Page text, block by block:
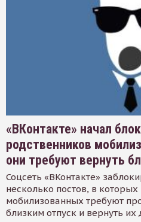
«ВКонтакте» начал
родственников
они требуют вернуть
Соцсеть «ВКонтакте»
несколько постов, в
мобилизованных требуют
близким отпуск и вернуть их